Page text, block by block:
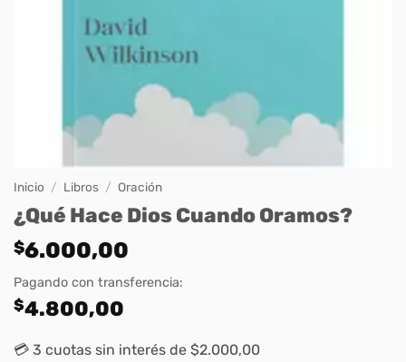
Inicio / Libros / Oración
¿Qué Hace Dios Cuando Oramos?
$6.000,00
Pagando con transferencia:
$4.800,00
💳 3 cuotas sin interés de $2.000,00